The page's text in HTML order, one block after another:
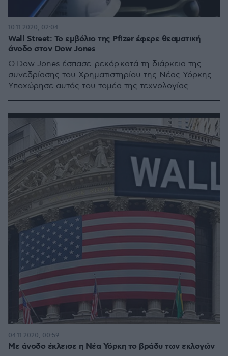
Wall Street: Το εμβόλιο της Pfizer έφερε θεαματική
άνοδο στον Dow Jones
O Dow Jones έσπασε ρεκόρ κατά τη διάρκεια της
συνεδρίασης του Χρηματιστηρίου της Νέας Υόρκης -
Υποχώρησε αυτός του τομέα της τεχνολογίας
10.11.2020, 02:04
Με άνοδο έκλεισε η Νέα Υόρκη το βράδυ των εκλογών
04.11.2020, 00:59